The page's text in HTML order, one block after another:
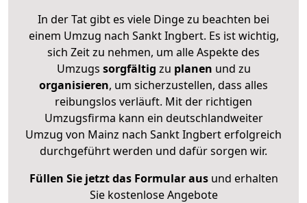
In der Tat gibt es viele Dinge zu beachten bei
einem Umzug nach Sankt Ingbert. Es ist wichtig,
sich Zeit zu nehmen, um alle Aspekte des
Umzugs sorgfältig zu planen und zu
organisieren, um sicherzustellen, dass alles
reibungslos verläuft. Mit der richtigen
Umzugsfirma kann ein deutschlandweiter
Umzug von Mainz nach Sankt Ingbert erfolgreich
durchgeführt werden und dafür sorgen wir.
Füllen Sie jetzt das Formular ausund erhalten
Sie kostenlose Angebote